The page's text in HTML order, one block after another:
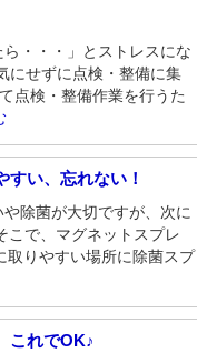
・・・」とストレスにな
にせずに点検・整備に集
点検・整備作業を行うた
い、忘れない！
除菌が大切ですが、次に
こで、マグネットスプレ
取りやすい場所に除菌スプ
これでOK♪